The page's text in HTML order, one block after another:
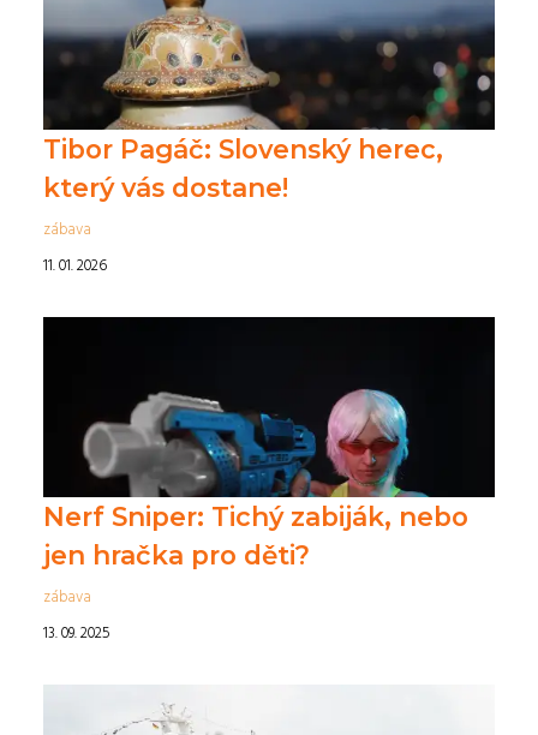
Tibor Pagáč: Slovenský herec,
který vás dostane!
zábava
11. 01. 2026
Nerf Sniper: Tichý zabiják, nebo
jen hračka pro děti?
zábava
13. 09. 2025